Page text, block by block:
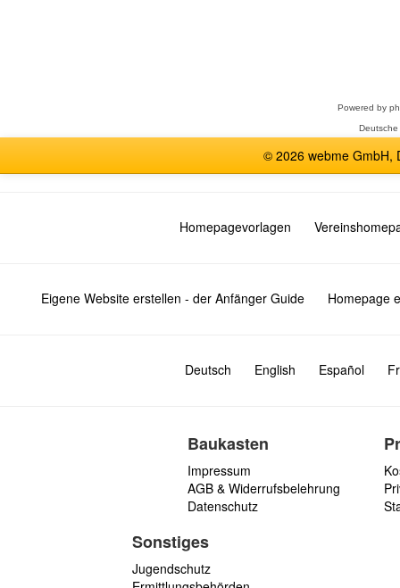
Powered by
© 2026 webme GmbH,
Homepagevorlagen
Eigene Website erstellen - der Anfänger Guide Homepage
Deutsch English Español
Baukasten
Impressum
AGB & Widerrufsbelehrung
Datenschutz
Sonstiges
Jugendschutz